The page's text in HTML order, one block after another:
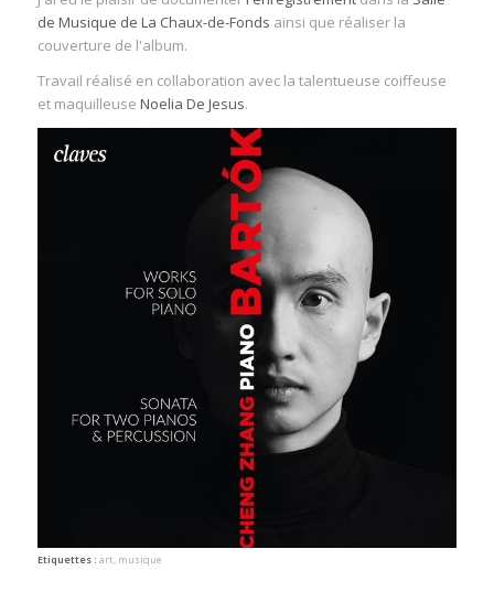
de Musique de La Chaux-de-Fonds ainsi que réaliser la
couverture de l'album.
Travail réalisé en collaboration avec la talentueuse coiffeuse
et maquilleuse Noelia De Jesus.
Etiquettes : art, musique